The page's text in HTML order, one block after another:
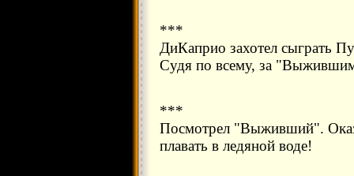
***
ДиКаприо захотел сыграть
Судя по всему, за
***
Посмотрел "Выживший".
плавать в ледяной воде!